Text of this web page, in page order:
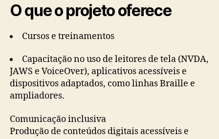
O que o projeto oferece
Cursos e treinamentos
Capacitação no uso de leitores de tela (NVDA,
JAWS e VoiceOver), aplicativos acessíveis e
dispositivos adaptados, como linhas Braille e
ampliadores.
Comunicação inclusiva
Produção de conteúdos digitais acessíveis e